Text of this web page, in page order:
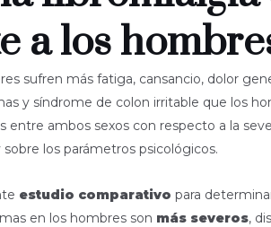
a los
sufren más fatiga, cansancio, dolor
y síndrome de colon irritable que los
entre ambos sexos con respecto a la
los parámetros psicológicos.
estudio comparativo para
en los hombres son más severos,